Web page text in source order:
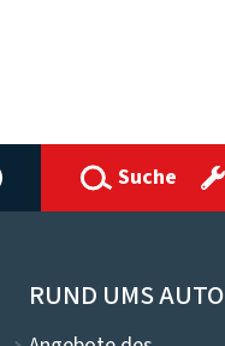
Suche
RUND UMS AUTO